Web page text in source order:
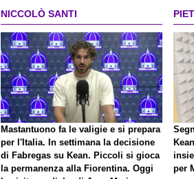
NICCOLÒ SANTI
Mastantuono fa le valigie e si prepara
per l'Italia. In settimana la decisione
di Fabregas su Kean. Piccoli si gioca
la permanenza alla Fiorentina. Oggi
per